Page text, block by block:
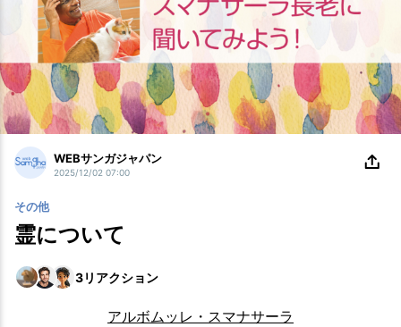
WEBサンガジャパン
2025/12/02 07:00
その他
霊について
3リアクション
アルボムッレ・スマナサーラ